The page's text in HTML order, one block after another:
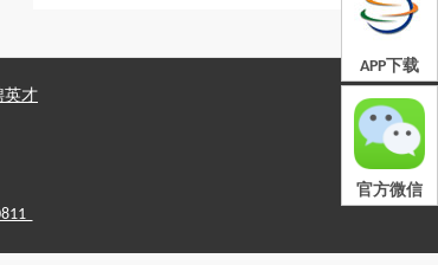
英才
APP下载
官方微信